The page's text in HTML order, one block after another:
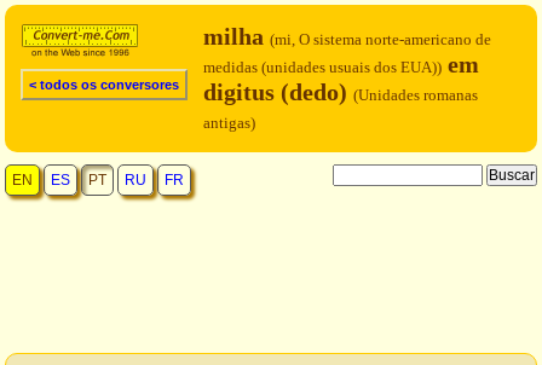
< todos os conversores
milha (mi, O sistema norte-americano de
medidas (unidades usuais dos EUA)) em
digitus (dedo) (Unidades romanas
antigas)
EN ES PT RU FR